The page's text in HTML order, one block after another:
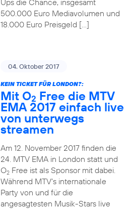
Ups die Chance, insgesamt
500.000 Euro Mediavolumen und
18.000 Euro Preisgeld […]
04. Oktober 2017
KEIN TICKET FÜR LONDON?:
Mit O2 Free die MTV
EMA 2017 einfach live
von unterwegs
streamen
Am 12. November 2017 finden die
24. MTV EMA in London statt und
O2Free ist als Sponsor mit dabei.
Während MTV’s internationale
Party von und für die
angesagtesten Musik-Stars live